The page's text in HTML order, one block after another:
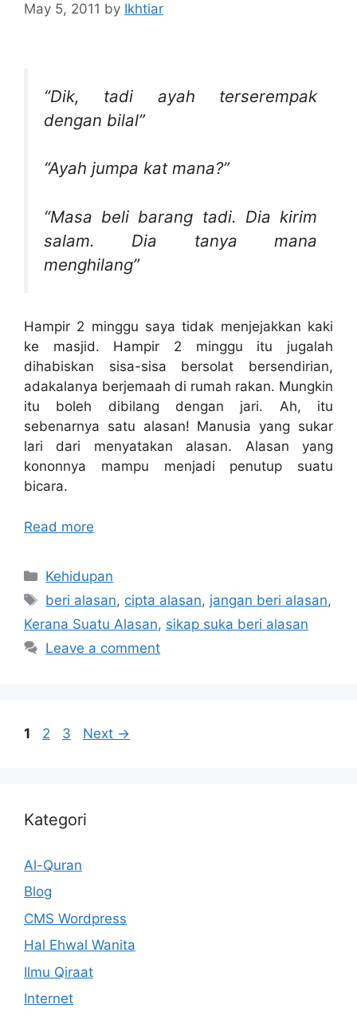
May 5, 2011 by Ikhtiar
“Dik, tadi ayah terserempak
dengan bilal”
“Ayah jumpa kat mana?”
“Masa beli barang tadi. Dia kirim
salam. Dia tanya mana
menghilang”
Hampir 2 minggu saya tidak menjejakkan kaki
ke masjid. Hampir 2 minggu itu jugalah
dihabiskan sisa-sisa bersolat bersendirian,
adakalanya berjemaah di rumah rakan. Mungkin
itu boleh dibilang dengan jari. Ah, itu
sebenarnya satu alasan! Manusia yang sukar
lari dari menyatakan alasan. Alasan yang
kononnya mampu menjadi penutup suatu
bicara.
Read more
Categories
Kehidupan
Tags
beri alasan, cipta alasan, jangan beri alasan,
Kerana Suatu Alasan, sikap suka beri alasan
Leave a comment
Page
1 Page
2 Page
3 Next →
Kategori
Al-Quran
Blog
CMS Wordpress
Hal Ehwal Wanita
Ilmu Qiraat
Internet